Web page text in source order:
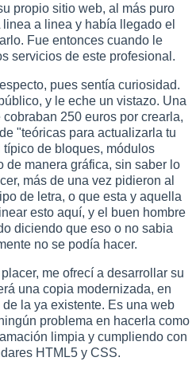
propio sitio web, al más puro
a linea y había llegado el
Fue entonces cuando le
servicios de este profesional.
pues sentía curiosidad.
y le eche un vistazo. Una
250 euros por crearla,
"teóricas para actualizarla tu
de bloques, módulos
de manera gráfica, sin saber lo
más de una vez pidieron al
de letra, o que esta y aquella
esto aquí, y el buen hombre
diciendo que eso o no sabia
no se podía hacer.
me ofrecí a desarrollar su
una copia modernizada, en
la ya existente. Es una web
problema en hacerla como
limpia y cumpliendo con
HTML5 y CSS.